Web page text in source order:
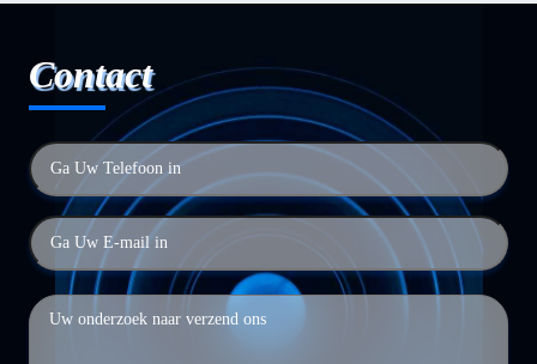
Contact